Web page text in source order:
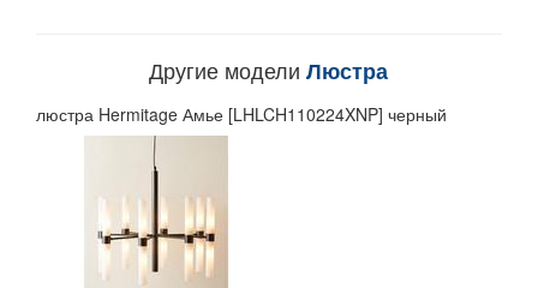
Другие моделиЛюстра
люстра Hermitage Амье [LHLCH110224XNP] черный